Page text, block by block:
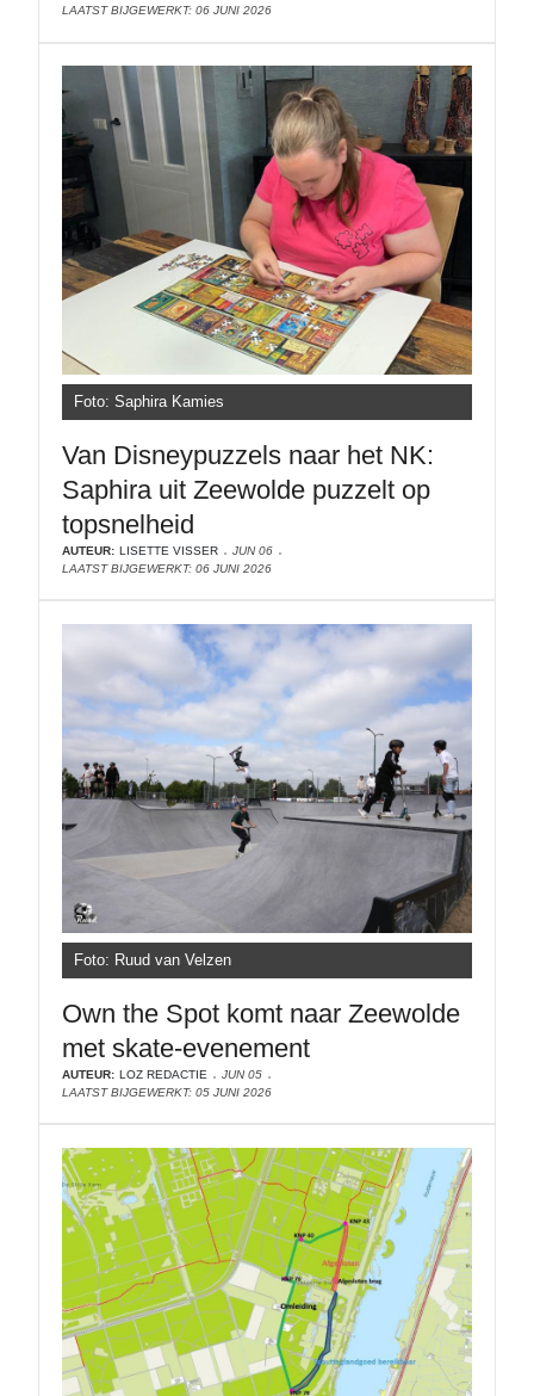
LAATST BIJGEWERKT: 06 JUNI 2026
Foto: Saphira Kamies
Van Disneypuzzels naar het NK:
Saphira uit Zeewolde puzzelt op
topsnelheid
AUTEUR: LISETTE VISSER
JUN 06
LAATST BIJGEWERKT: 06 JUNI 2026
Foto: Ruud van Velzen
Own the Spot komt naar Zeewolde
met skate-evenement
AUTEUR: LOZ REDACTIE
JUN 05
LAATST BIJGEWERKT: 05 JUNI 2026